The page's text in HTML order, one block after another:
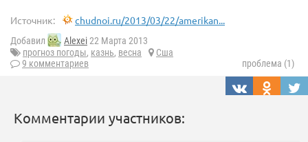
Источник: chudnoi.ru/2013/03/22/amerikan...
Добавил Alexei22 Марта 2013
прогноз погоды, казнь, весна
Сша
9 комментариев
проблема (1)
Комментарии участников: